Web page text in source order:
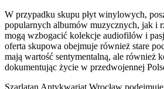
W przypadku skupu płyt winylowych,
popularnych albumów muzycznych, jak i
mogą wzbogacić kolekcje audiofilów i
oferta skupowa obejmuje również stare
mają wartość sentymentalną, ale również
dokumentując życie w przedwojennej
Szarlatan Antykwariat Wrocław